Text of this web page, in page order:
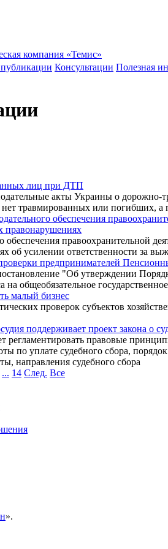
компания «Темис»
Консультации Полезная
лиц при ДТП
акты Украины о
травмированных или погибших, а
обеспечения
правонарушениях
обеспечения правоохранительной
об усилении ответственности за
предпринимателей
"Об утверждении
общеобязательное
малый бизнес
проверок субъектов
поддерживает проект закона о
регламентировать правовые
по уплате судебного сбора,
направления судебного сбора
... 14 След. Все
».